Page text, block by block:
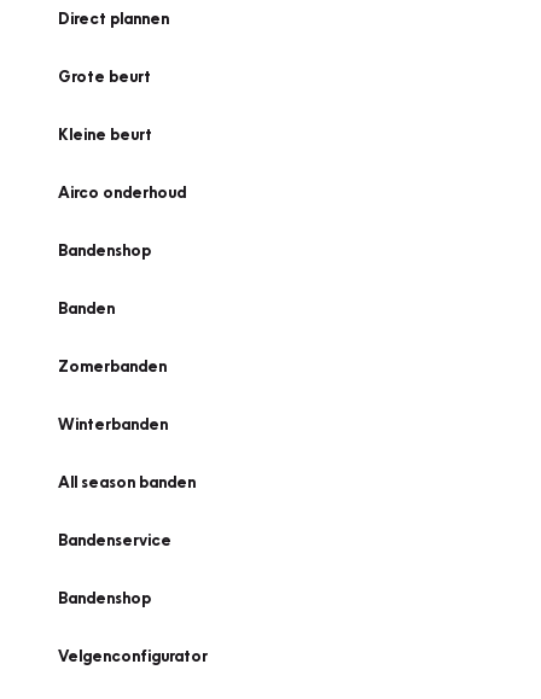
Direct plannen
Grote beurt
Kleine beurt
Airco onderhoud
Bandenshop
Banden
Zomerbanden
Winterbanden
All season banden
Bandenservice
Bandenshop
Velgenconfigurator